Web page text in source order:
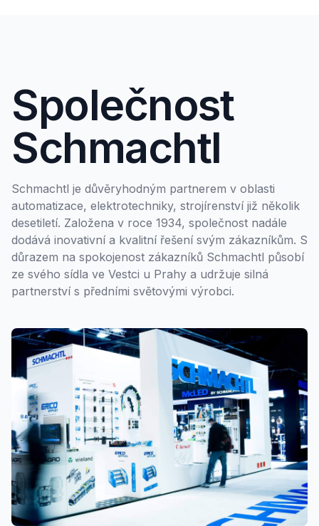
Společnost
Schmachtl
Schmachtl je důvěryhodným partnerem v oblasti
automatizace, elektrotechniky, strojírenství již několik
desetiletí. Založena v roce 1934, společnost nadále
dodává inovativní a kvalitní řešení svým zákazníkům. S
důrazem na spokojenost zákazníků Schmachtl působí
ze svého sídla ve Vestci u Prahy a udržuje silná
partnerství s předními světovými výrobci.